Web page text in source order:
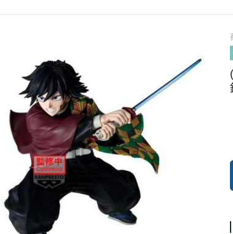
あるあ
翻轉模
PIXEL
NEXT
BBR
POP UP PARADE
CHITOCERIUM
HELLO! GOOD SMILE
THE合體